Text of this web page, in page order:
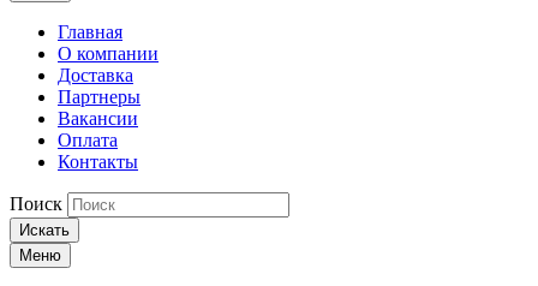
Главная
О компании
Доставка
Партнеры
Вакансии
Оплата
Контакты
Поиск
Искать
Меню